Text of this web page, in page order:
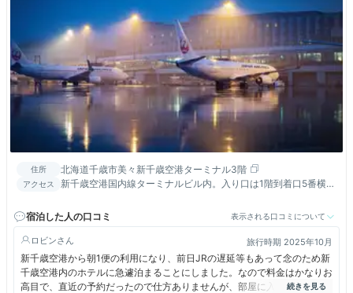
住所 北海道千歳市美々新千歳空港ターミナル3階
アクセス
新千歳空港国内線ターミナルビル内。入り口は1階到着口5番横、
り、連絡施設を通って徒歩約10～15分／JR新千歳空港駅から徒
歩約5分
宿泊した人の口コミ 表示される口コミについて
ロビン 旅行時期 2025年10月
新千歳空港から朝1便の利用になり、前日JRの遅延等もあって念のため新
千歳空港内のホテルに急遽泊まることにしました。なので料金はかなりお
高目で、直近の予約だったので仕方ありませんが、部屋に入ってこの狭さ